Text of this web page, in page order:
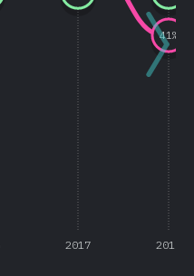
2017 2018
41%